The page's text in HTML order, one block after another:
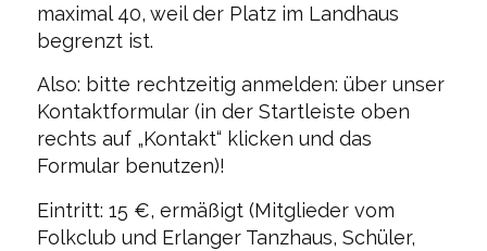
maximal 40, weil der Platz im Landhaus
begrenzt ist.
Also: bitte rechtzeitig anmelden: über unser
Kontaktformular (in der Startleiste oben
rechts auf „Kontakt“ klicken und das
Formular benutzen)!
Eintritt: 15 €, ermäßigt (Mitglieder vom
Folkclub und Erlanger Tanzhaus, Schüler,